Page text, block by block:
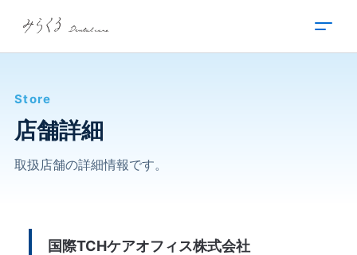
Store
店舗詳細
取扱店舗の詳細情報です。
国際TCHケアオフィス株式会社